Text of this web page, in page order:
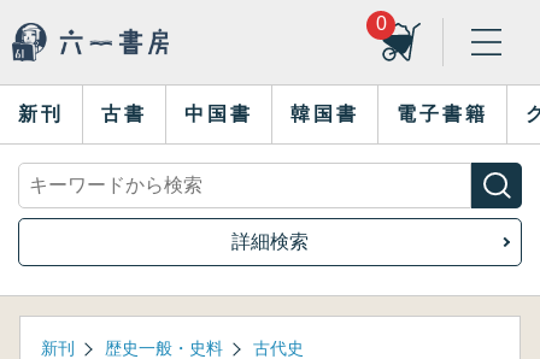
0
新刊 古書 中国書 韓国書 電子書籍
詳細検索
新刊 歴史一般・史料 古代史